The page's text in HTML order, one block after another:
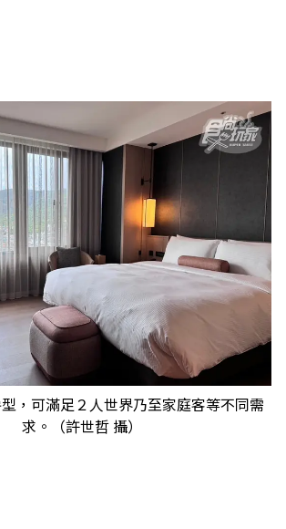
，可滿足２人世界乃至家庭客等不同需
求。（許世哲 攝）